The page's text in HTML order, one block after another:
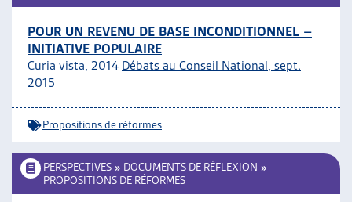
POUR UN REVENU DE BASE INCONDITIONNEL –
INITIATIVE POPULAIRE
Curia vista, 2014 Débats au Conseil National, sept.
2015
Propositions de réformes
PERSPECTIVES » DOCUMENTS DE RÉFLEXION »
PROPOSITIONS DE RÉFORMES